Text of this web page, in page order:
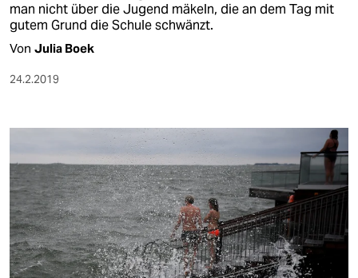
man nicht über die Jugend mäkeln, die an dem Tag mit
gutem Grund die Schule schwänzt.
Von Julia Boek
24.2.2019